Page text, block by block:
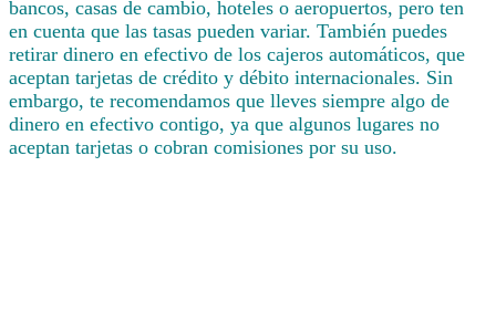
bancos, casas de cambio, hoteles o aeropuertos, pero ten
en cuenta que las tasas pueden variar. También puedes
retirar dinero en efectivo de los cajeros automáticos, que
aceptan tarjetas de crédito y débito internacionales. Sin
embargo, te recomendamos que lleves siempre algo de
dinero en efectivo contigo, ya que algunos lugares no
aceptan tarjetas o cobran comisiones por su uso.